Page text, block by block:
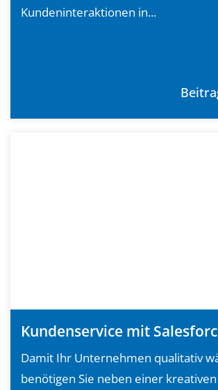
Kundeninteraktionen in...
Kundenservice mit
Damit Ihr Unternehmen qualitativ
benötigen Sie neben einer kreativen